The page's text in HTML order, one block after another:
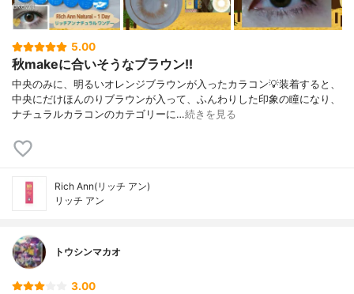
5.00
秋makeに合いそうなブラウン!!
中央のみに、明るいオレンジブラウンが入ったカラコン💡装着すると、
中央にだけほんのりブラウンが入って、ふんわりした印象の瞳になり、
ナチュラルカラコンのカテゴリーに…続きを見る
Rich Ann(リッチ アン)
リッチ アン
トウシンマカオ
3.00